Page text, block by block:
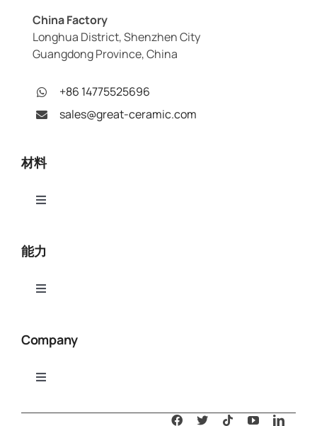
China Factory
Longhua District, Shenzhen City
Guangdong Province, China
+86 14775525696
sales@great-ceramic.com
材料
Toggle
窒化アルミニウム（AlN）
酸化ベリリウム (BeO)
能力
Toggle
セラミック研磨
セラミック・レーザー切断
Company
Toggle
グレート・セラミック